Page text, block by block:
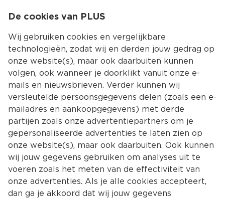
Kies jouw
Terug Producten
De cookies van PLUS
Wij gebruiken cookies en vergelijkbare
technologieën, zodat wij en derden jouw gedrag op
onze website(s), maar ook daarbuiten kunnen
volgen, ook wanneer je doorklikt vanuit onze e-
mails en nieuwsbrieven. Verder kunnen wij
versleutelde persoonsgegevens delen (zoals een e-
mailadres en aankoopgegevens) met derde
partijen zoals onze advertentiepartners om je
gepersonaliseerde advertenties te laten zien op
onze website(s), maar ook daarbuiten. Ook kunnen
wij jouw gegevens gebruiken om analyses uit te
voeren zoals het meten van de effectiviteit van
onze advertenties. Als je alle cookies accepteert,
dan ga je akkoord dat wij jouw gegevens